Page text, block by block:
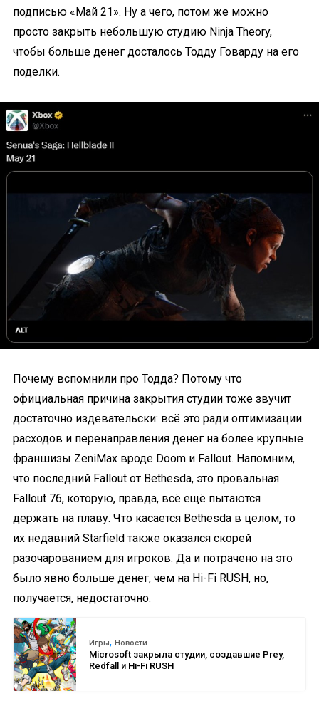
подписью «Май 21». Ну а чего, потом же можно
просто закрыть небольшую студию Ninja Theory,
чтобы больше денег досталось Тодду Говарду на его
поделки.
Почему вспомнили про Тодда? Потому что
официальная причина закрытия студии тоже звучит
достаточно издевательски: всё это ради оптимизации
расходов и перенаправления денег на более крупные
франшизы ZeniMax вроде Doom и Fallout. Напомним,
что последний Fallout от Bethesda, это провальная
Fallout 76, которую, правда, всё ещё пытаются
держать на плаву. Что касается Bethesda в целом, то
их недавний Starfield также оказался скорей
разочарованием для игроков. Да и потрачено на это
было явно больше денег, чем на Hi-Fi RUSH, но,
получается, недостаточно.
Игры, Новости
Microsoft закрыла студии, создавшие Prey,
Redfall и Hi-Fi RUSH